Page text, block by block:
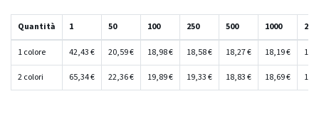
Quantità 1 50 100 250 500 1000
1 colore 42,43 € 20,59 € 18,98 € 18,58 € 18,27 € 18,19 €
2 colori 65,34 € 22,36 € 19,89 € 19,33 € 18,83 € 18,69 €